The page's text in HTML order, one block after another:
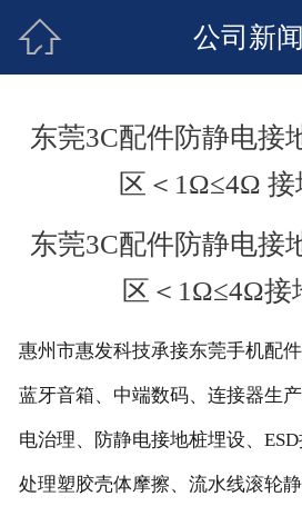
 公司新闻
东莞3C配件防静电接
区＜1Ω≤4Ω 接
东莞3C配件防静电接
区＜1Ω≤4Ω接
惠州市惠发科技承接东莞手机配
蓝牙音箱、中端数码、连接器生
电治理、防静电接地桩埋设、
处理塑胶壳体摩擦、流水线滚轮